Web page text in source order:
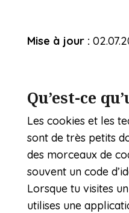
Mise à jour :
Qu’est-ce
Les cookies et les
sont de très petits
des morceaux de
souvent un code
Lorsque tu visites
utilises une